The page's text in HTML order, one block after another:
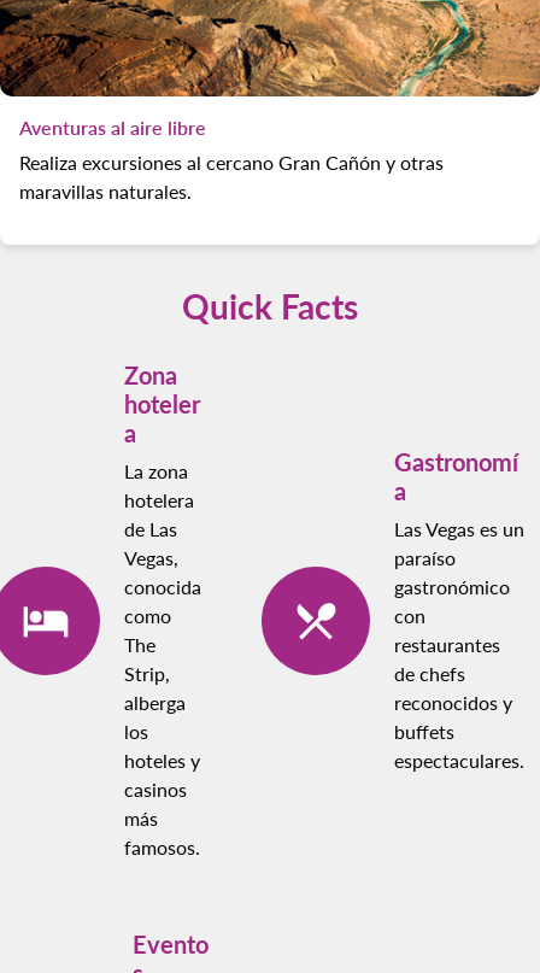
Aventuras al aire libre
Realiza excursiones al cercano Gran Cañón y otras
maravillas naturales.
Quick Facts
Zona
hoteler
a
La zona
hotelera
de Las
Vegas,
conocida
como
The
Strip,
alberga
los
hoteles y
casinos
más
famosos.
Gastronomí
a
Las Vegas es un
paraíso
gastronómico
con
restaurantes
de chefs
reconocidos y
buffets
espectaculares.
Evento